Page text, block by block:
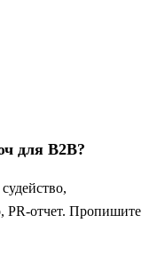
для B2B?
PR-отчет. Пропишите